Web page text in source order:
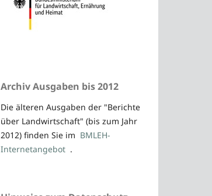
Archiv Ausgaben bis 2012
Die älteren Ausgaben der "Berichte
über Landwirtschaft" (bis zum Jahr
2012) finden Sie im BMLEH-
Internetangebot .